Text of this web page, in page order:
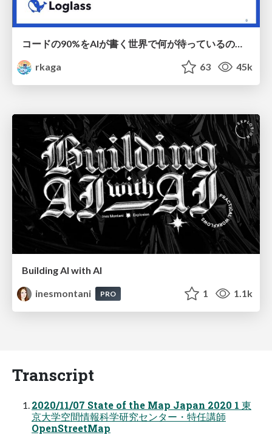
コードの90%をAIが書く世界で何が待っているのか / What awaits us in a world where 90% of the code is written by AI
rkaga
63 45k
Building AI with AI
inesmontani
PRO 1 1.1k
Transcript
2020/11/07 State of the Map Japan 2020 1 東
京⼤学空間情報科学研究センター・特任講師
OpenStreetMap